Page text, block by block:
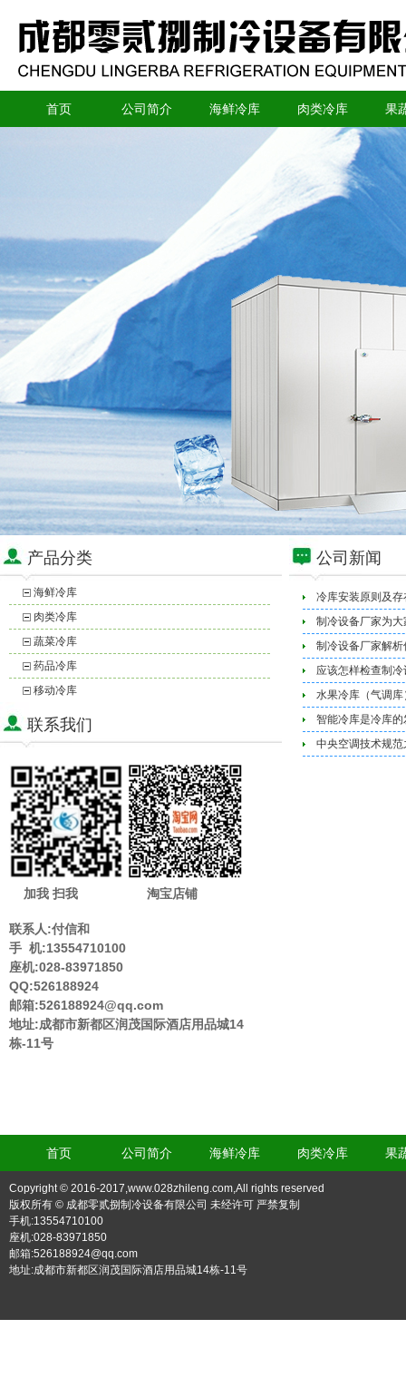
首页 公司简介 海鲜冷库 肉类冷库 果
产品分类
海鲜冷库
肉类冷库
蔬菜冷库
药品冷库
移动冷库
联系我们
加我 扫我 淘宝店铺
联系人:付信和
手 机:13554710100
座机:028-83971850
QQ:526188924
邮箱:526188924@qq.com
地址:成都市新都区润茂国际酒店用品城14
栋-11号
公司新闻
冷库安装原则及存
制冷设备厂家为
制冷设备厂家解
应该怎样检查制
水果冷库（气调
智能冷库是冷库的
中央空调技术规
首页 公司简介 海鲜冷库 肉类冷库 果
Copyright © 2016-2017,www.028zhileng.com,All rights reserved
版权所有 © 成都零贰捌制冷设备有限公司 未经许可 严禁复制
手机:13554710100
座机:028-83971850
邮箱:526188924@qq.com
地址:成都市新都区润茂国际酒店用品城14栋-11号